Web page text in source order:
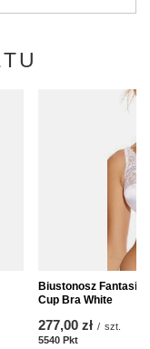
Biustonosz Fantasie
Cup Bra White
277,00 zł / szt.
5540 Pkt